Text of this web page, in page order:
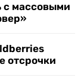
с массовыми
отсрочки